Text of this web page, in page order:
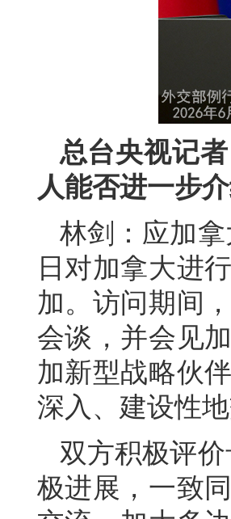
总台央视记
人能否进一步
林剑：应加
日对加拿大进
加。访问期间
会谈，并会见
加新型战略伙
深入、建设性
双方积极评
极进展，一致